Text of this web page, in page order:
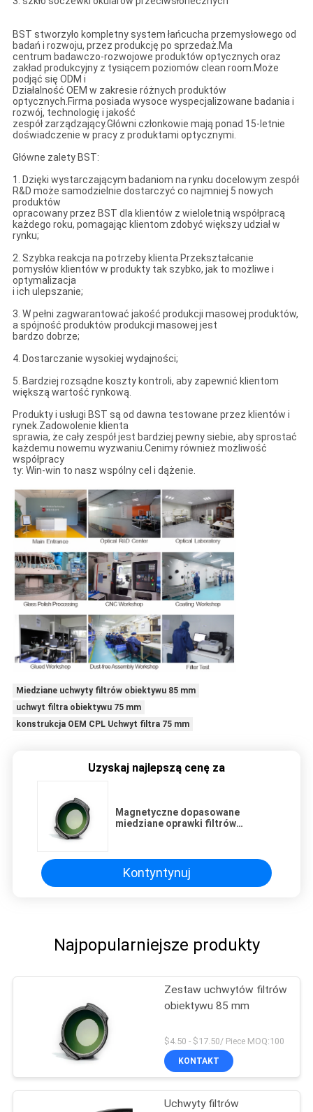
BST stworzyło kompletny system łańcucha przemysłowego od
badań i rozwoju, przez produkcję po sprzedaż.Ma
centrum badawczo-rozwojowe produktów optycznych oraz
zakład produkcyjny z tysiącem poziomów clean room.Może
podjąć się ODM i
Działalność OEM w zakresie różnych produktów
optycznych.Firma posiada wysoce wyspecjalizowane badania i
rozwój, technologię i jakość
zespół zarządzający.Główni członkowie mają ponad 15-letnie
doświadczenie w pracy z produktami optycznymi.
Główne zalety BST:
1. Dzięki wystarczającym badaniom na rynku docelowym zespół
R&D może samodzielnie dostarczyć co najmniej 5 nowych
produktów
opracowany przez BST dla klientów z wieloletnią współpracą
każdego roku, pomagając klientom zdobyć większy udział w
rynku;
2. Szybka reakcja na potrzeby klienta.Przekształcanie
pomysłów klientów w produkty tak szybko, jak to możliwe i
optymalizacja
i ich ulepszanie;
3. W pełni zagwarantować jakość produkcji masowej produktów,
a spójność produktów produkcji masowej jest
bardzo dobrze;
4. Dostarczanie wysokiej wydajności;
5. Bardziej rozsądne koszty kontroli, aby zapewnić klientom
większą wartość rynkową.
Produkty i usługi BST są od dawna testowane przez klientów i
rynek.Zadowolenie klienta
sprawia, że ​​cały zespół jest bardziej pewny siebie, aby sprostać
każdemu nowemu wyzwaniu.Cenimy również możliwość
współpracy
ty: Win-win to nasz wspólny cel i dążenie.
Miedziane uchwyty filtrów obiektywu 85 mm
uchwyt filtra obiektywu 75 mm
konstrukcja OEM CPL Uchwyt filtra 75 mm
Uzyskaj najlepszą cenę za
Magnetyczne dopasowane
miedziane oprawki filtrów
Kontyntynuj
Najpopularniejsze produkty
Zestaw uchwytów filtrów
obiektywu 85 mm
$4.50 - $17.50/ Piece MOQ:100
KONTAKT
Uchwyty filtrów